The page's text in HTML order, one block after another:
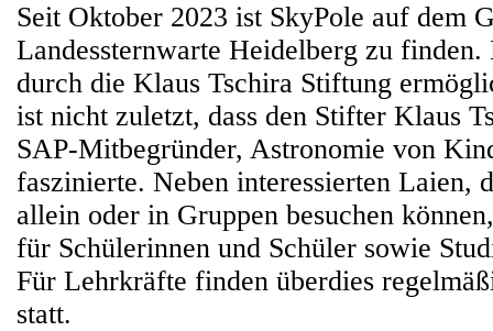
Seit Oktober 2023 ist SkyPole auf dem
Landessternwarte Heidelberg zu
durch die Klaus Tschira Stiftung
ist nicht zuletzt, dass den Stifter Klaus
SAP-Mitbegründer, Astronomie von
faszinierte. Neben interessierten Laien,
allein oder in Gruppen besuchen
für Schülerinnen und Schüler sowie
Für Lehrkräfte finden überdies
statt.